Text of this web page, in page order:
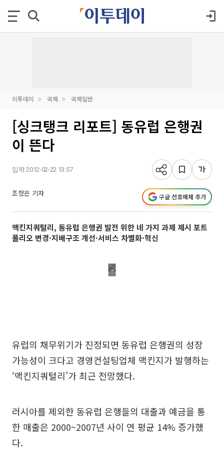
이투데이 국제 국제일반
[싱크탱크 리포트] 동유럽 은행권
이 뜬다
입력 2012-02-22 13:57
조정은 기자 구글 선호매체 추가
맥킨지쿼털리, 동유럽 은행권 발전 위한 네 가지 과제 제시 포트
폴리오 변경·지배구조 개선·서비스 차별화·혁신
유럽의 채무위기가 진정되면 동유럽 은행권의 성장
가능성이 크다고 경영컨설팅업체 맥킨지가 발행하는
‘맥킨지쿼털리’가 최근 전망했다.
러시아를 제외한 동유럽 은행들의 대출과 예금을 통
한 매출은 2000~2007년 사이 연 평균 14% 증가했
다.